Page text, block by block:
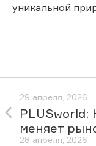
уникальной
29 апреля, 2026
PLUSworld:
меняет
28 апреля, 2026